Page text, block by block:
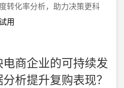
转化率分析，助力决策更科
用
商企业的可持续发
析提升复购表现？